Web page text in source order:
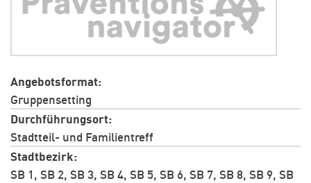
Angebotsformat
Gruppensetting
Durchführungsort
Stadtteil- und Familientreff
Stadtbezirk
SB 1, SB 2, SB 3, SB 4, SB 5, SB 6, SB 7, SB 8, SB 9, SB